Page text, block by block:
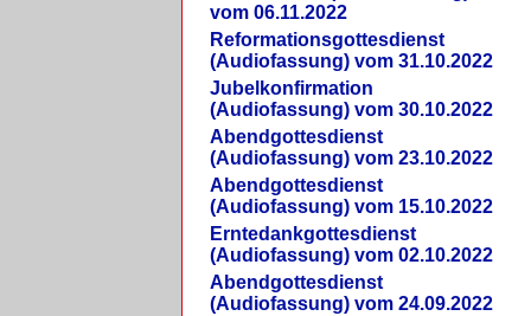
vom 06.11.2022
Reformationsgottesdienst
(Audiofassung) vom 31.10.2022
Jubelkonfirmation
(Audiofassung) vom 30.10.2022
Abendgottesdienst
(Audiofassung) vom 23.10.2022
Abendgottesdienst
(Audiofassung) vom 15.10.2022
Erntedankgottesdienst
(Audiofassung) vom 02.10.2022
Abendgottesdienst
(Audiofassung) vom 24.09.2022